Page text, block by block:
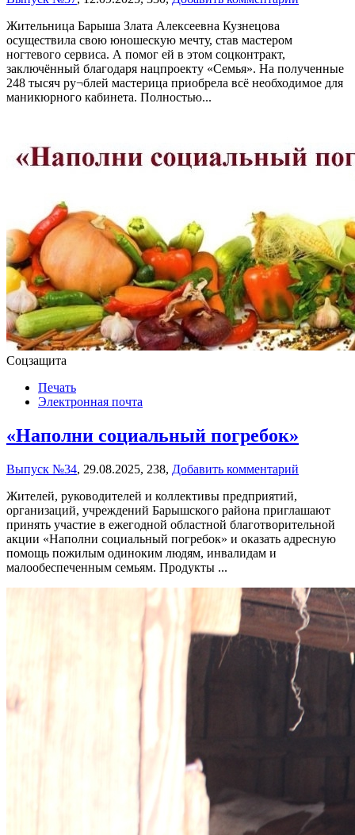
Жительница Барыша Злата Алексеевна Кузнецова
осуществила свою юношескую мечту, став мастером
ногтевого сервиса. А помог ей в этом соцконтракт,
заключённый благодаря нацпроекту «Семья». На полученные
248 тысяч ру¬блей мастерица приобрела всё необходимое для
маникюрного кабинета. Полностью...
Соцзащита
Печать
Электронная почта
«Наполни социальный погребок»
Выпуск №34, 29.08.2025, 238, Добавить комментарий
Жителей, руководителей и коллективы предприятий,
организаций, учреждений Барышского района приглашают
принять участие в ежегодной областной благотворительной
акции «Наполни социальный погребок» и оказать адресную
помощь пожилым одиноким людям, инвалидам и
малообеспеченным семьям. Продукты ...